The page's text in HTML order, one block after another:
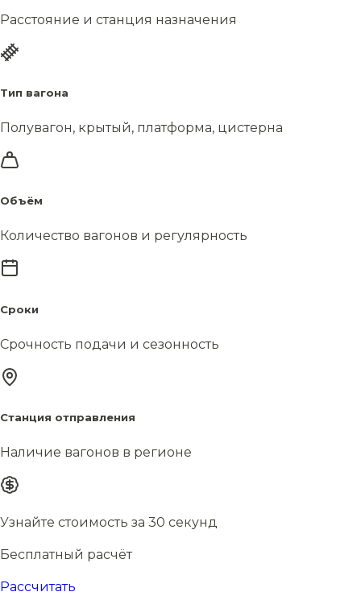
Расстояние и станция назначения
Тип вагона
Полувагон, крытый, платформа, цистерна
Объём
Количество вагонов и регулярность
Сроки
Срочность подачи и сезонность
Станция отправления
Наличие вагонов в регионе
Узнайте стоимость за 30 секунд
Бесплатный расчёт
Рассчитать